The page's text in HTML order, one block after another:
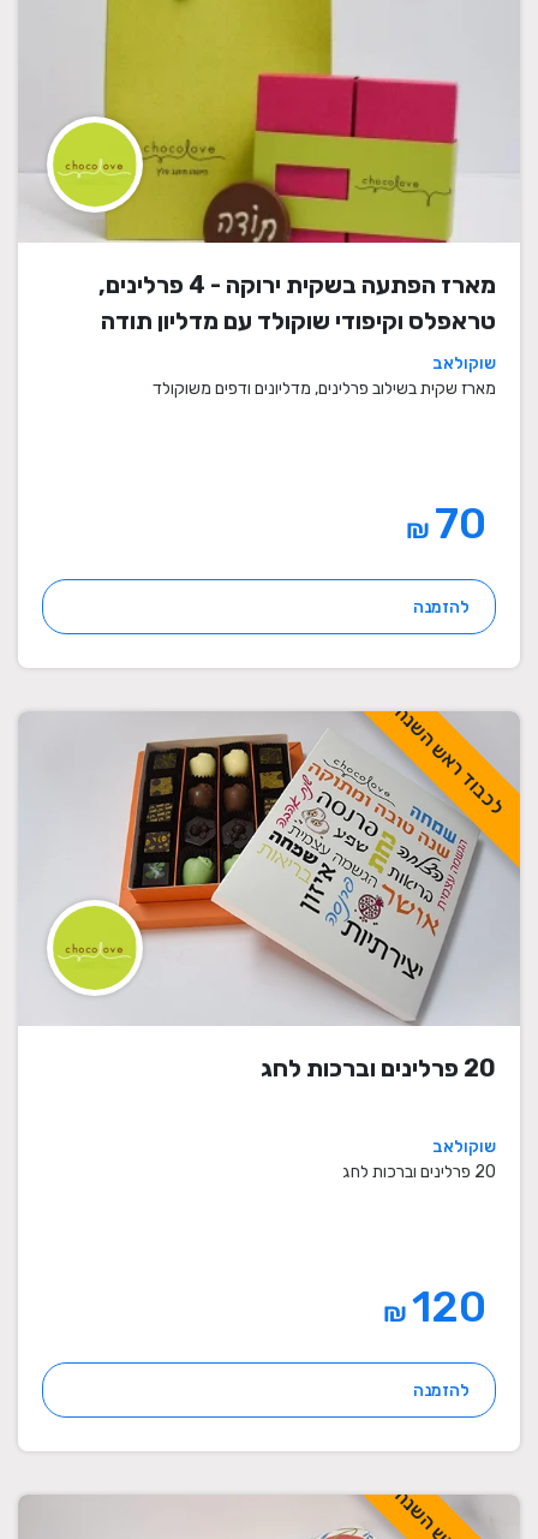
מארז הפתעה בשקית ירוקה - 4 פרלינים,
טראפלס וקיפודי שוקולד עם מדליון תודה
שוקולאב
מארז שקית בשילוב פרלינים, מדליונים ודפים משוקולד
₪
להזמנה
לכבוד ראש השנה
20 פרלינים וברכות לחג
שוקולאב
20 פרלינים וברכות לחג
₪
להזמנה